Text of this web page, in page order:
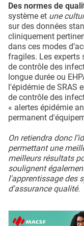
Des normes de
système et une
sur des données
cliniquement
dans ces modes
fragiles. Les experts
de contrôle des
longue durée ou
l'épidémie de SRAS
de contrôle des
« alertes épidémie
permanent
On retiendra donc
permettant une
meilleurs résultats
soulignent
l'apprentissage des
d'assurance qualité.